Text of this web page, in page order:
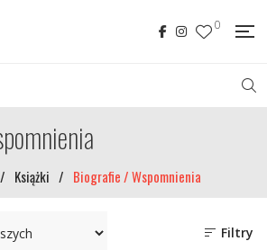
0
/ Książki / Biografie / Wspomnienia
Filtry